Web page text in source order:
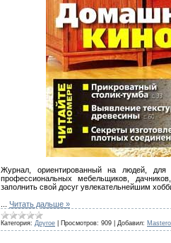
Журнал, ориентированный на людей,
профессиональных мебельщиков,
заполнить свой досуг увлекательнейшим
Читать дальше »
Категория: Другое Просмотров: 909 Добавил: